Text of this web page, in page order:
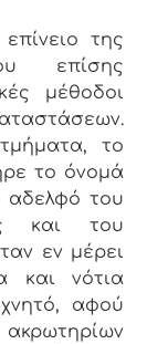
της
επίσης
μέθοδοι
το
το όνομά
αδελφό του
και του
εν μέρει
και νότια
αφού